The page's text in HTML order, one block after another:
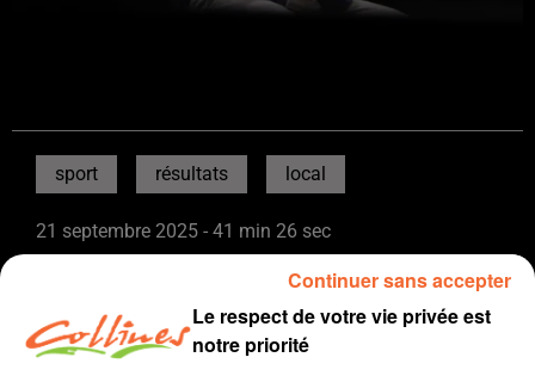
sport résultats local
21 septembre 2025 - 41 min 26 sec
SPORTS MATIN DIMANCHE 21 SEPTEMBRE
David Puaud
Sport
Le respect de votre vie privée est
notre priorité
Continuer sans accepter